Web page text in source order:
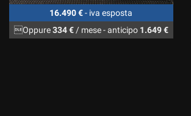
16.490 €- iva esposta
Oppure334 €/ mese-anticipo 1.649 €